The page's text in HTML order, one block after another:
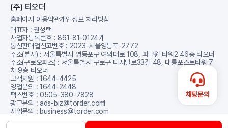
(주) 티오더
홈페이지 이용약관개인정보 처리방침
대표자 : 권성택
사업자등록번호 : 861-81-01247
통신판매업신고번호 : 2023-서울영등포-2772
주소(본사) : 서울특별시 영등포구 여의대로 108, 파크원 타워2 46층 티오더
주소(구로오피스) : 서울특별시 구로구 디지털로33길 48, 대륭포스트타워 7
차 9층 티오더
고객지원 : 1644-4425
영업문의 : 1644-2448
팩스번호 : 0505-380-7828
광고문의 : ads-biz@torder.com
사업문의 : business@torder.com
© Copyright 2026 t’order. All rights reserved.
채팅문의